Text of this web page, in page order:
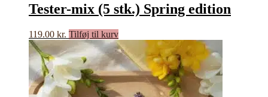
Tester-mix (5 stk.) Spring edition
119.00 kr. Tilføj til kurv